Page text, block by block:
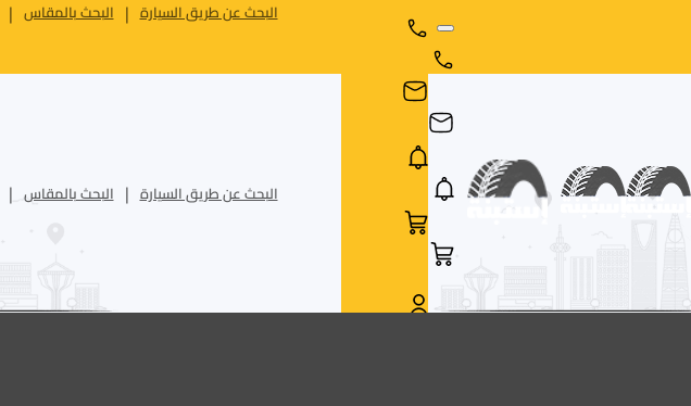
البحث عن طريق السيارة البحث بالمقاس
البحث عن طريق السيارة البحث بالمقاس